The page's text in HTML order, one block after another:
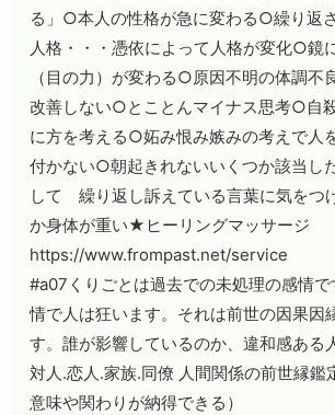
る」○本人の性格が急に変わる○繰り返
人格・・・憑依によって人格が変化○鏡
（目の力）が変わる○原因不明の体調不
改善しない○とことんマイナス思考○自
に方を考える○妬み恨み嫉みの考えで人
付かない○朝起きれないいくつか該当
して 繰り返し訴えている言葉に気をつ
か身体が重い★ヒーリングマッサージ
https://www.frompast.net/service
#a07くりごとは過去での未処理の感情
情で人は狂います。それは前世の因果因
す。誰が影響しているのか、違和感あ
対人.恋人.家族.同僚 人間関係の前世
意味や関わりが納得できる）